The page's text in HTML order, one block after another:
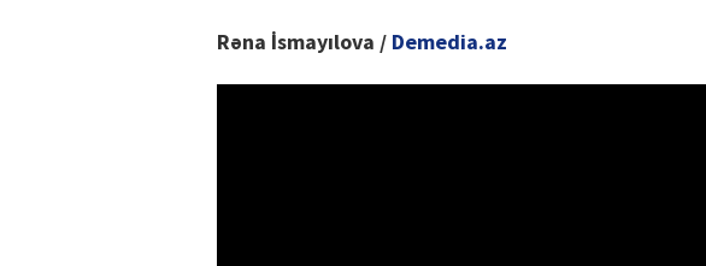
Rəna İsmayılova / Demedia.az